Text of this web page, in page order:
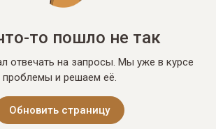
то пошло не так
отвечать на запросы. Мы уже в курсе
проблемы и решаем её.
Обновить страницу